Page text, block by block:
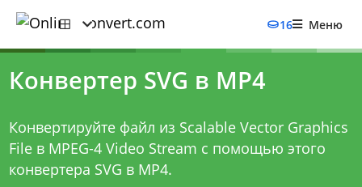
16 Меню
Конвертер SVG в MP4
Конвертируйте файл из Scalable Vector Graphics
File в MPEG-4 Video Stream с помощью этого
конвертера SVG в MP4.